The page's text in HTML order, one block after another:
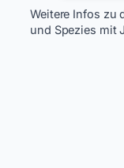
Weitere Infos zu
und Spezies mit